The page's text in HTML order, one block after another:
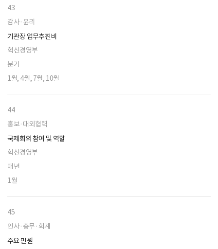
43
감사·윤리
기관장 업무추진비
혁신경영부
분기
1월, 4월, 7월, 10월
44
홍보·대외협력
국제회의 참여 및 역할
혁신경영부
매년
1월
45
인사·총무·회계
주요 민원